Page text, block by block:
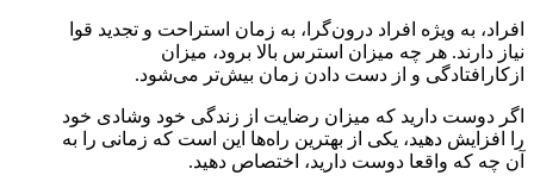
افراد، به ویژه افراد درون‌گرا، به زمان استراحت و تجدید قوا
نیاز دارند. هر چه میزان استرس بالا برود، میزان
ازکار‌افتادگی و از دست دادن زمان بیش‌تر می‌شود.
اگر دوست دارید که میزان رضایت از زندگی خود وشادی خود
را افزایش دهید، یکی از بهترین راه‌ها این است که زمانی را به
آن چه که واقعا دوست دارید، اختصاص دهید.